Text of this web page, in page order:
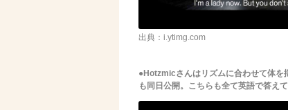
出典：i.ytimg.com
●Hotzmicさんはリズムに合わせて体を
も同日公開。こちらも全て英語で答えて